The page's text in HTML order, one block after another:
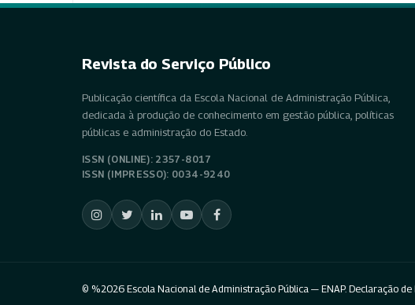
Revista do Serviço Público
Publicação científica da Escola Nacional de Administração Pública,
dedicada à produção de conhecimento em gestão pública, políticas
públicas e administração do Estado.
ISSN (ONLINE): 2357-8017
ISSN (IMPRESSO): 0034-9240
© %2026 Escola Nacional de Administração Pública — ENAP. Declaração